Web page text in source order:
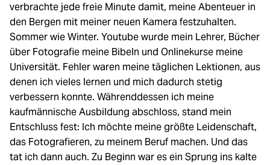
verbrachte jede freie Minute damit, meine Abenteuer in
den Bergen mit meiner neuen Kamera festzuhalten.
Sommer wie Winter. Youtube wurde mein Lehrer, Bücher
über Fotografie meine Bibeln und Onlinekurse meine
Universität. Fehler waren meine täglichen Lektionen, aus
denen ich vieles lernen und mich dadurch stetig
verbessern konnte. Währenddessen ich meine
kaufmännische Ausbildung abschloss, stand mein
Entschluss fest: Ich möchte meine größte Leidenschaft,
das Fotografieren, zu meinem Beruf machen. Und das
tat ich dann auch. Zu Beginn war es ein Sprung ins kalte